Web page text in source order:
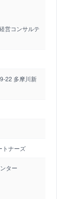
営コンサルテ
22 多摩川新
トナーズ
ター